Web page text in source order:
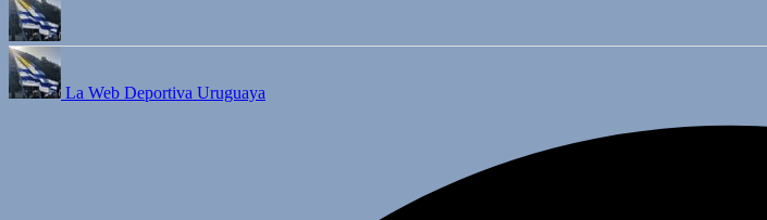
La Web Deportiva Uruguaya